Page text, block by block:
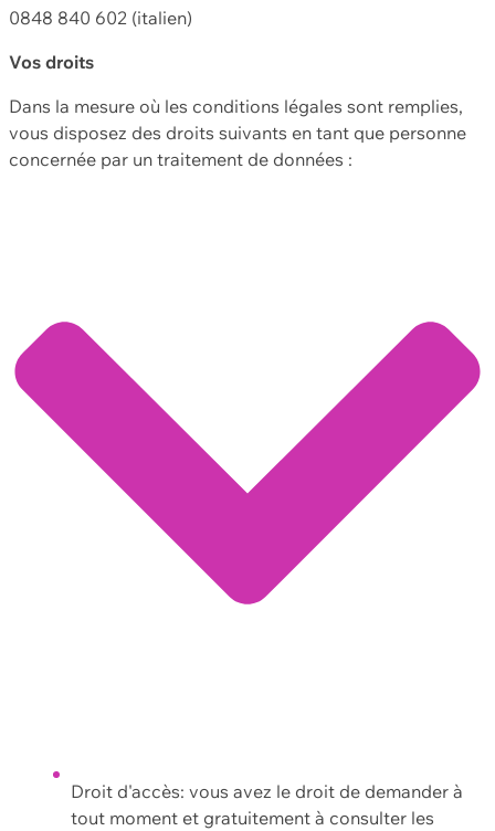
0848 840 602 (italien)
Vos droits
Dans la mesure où les conditions légales sont remplies,
vous disposez des droits suivants en tant que personne
concernée par un traitement de données :
Droit d'accès: vous avez le droit de demander à
tout moment et gratuitement à consulter les